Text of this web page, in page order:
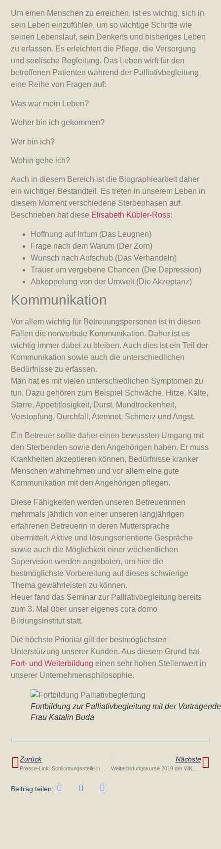
Um einen Menschen zu erreichen, ist es wichtig, sich in
sein Leben einzufühlen, um so wichtige Schritte wie
seinen Lebenslauf, sein Denkens und bisheriges Leben
zu erfassen. Es erleichtert die Pflege, die Versorgung
und seelische Begleitung. Das Leben wirft für den
betroffenen Patienten während der Palliativbegleitung
eine Reihe von Fragen auf:
Was war mein Leben?
Woher bin ich gekommen?
Wer bin ich?
Wohin gehe ich?
Auch in diesem Bereich ist die Biographiearbeit daher
ein wichtiger Bestandteil. Es treten in unserem Leben in
diesem Moment verschiedene Sterbephasen auf.
Beschrieben hat diese Elisabeth Kübler-Ross:
Hoffnung auf Irrtum (Das Leugnen)
Frage nach dem Warum (Der Zorn)
Wunsch nach Aufschub (Das Verhandeln)
Trauer um vergebene Chancen (Die Depression)
Abkoppelung von der Umwelt (Die Akzeptanz)
Kommunikation
Vor allem wichtig für Betreuungspersonen ist in diesen
Fällen die nonverbale Kommunikation. Daher ist es
wichtig immer dabei zu bleiben. Auch dies ist ein Teil der
Kommunikation sowie auch die unterschiedlichen
Bedürfnisse zu erfassen.
Man hat es mit vielen unterschiedlichen Symptomen zu
tun. Dazu gehören zum Beispiel Schwäche, Hitze, Kälte,
Starre, Appetitlosigkeit, Durst, Mundtrockenheit,
Verstopfung, Durchfall, Atemnot, Schmerz und Angst.
Ein Betreuer sollte daher einen bewussten Umgang mit
den Sterbenden sowie den Angehörigen haben. Er muss
Krankheiten akzeptieren können, Bedürfnisse kranker
Menschen wahrnehmen und vor allem eine gute
Kommunikation mit den Angehörigen pflegen.
Diese Fähigkeiten werden unseren Betreuerinnen
mehrmals jährlich von einer unseren langjährigen
erfahrenen Betreuerin in deren Muttersprache
übermittelt. Aktive und lösungsorientierte Gespräche
sowie auch die Möglichkeit einer wöchentlichen
Supervision werden angeboten, um hier die
bestmöglichste Vorbereitung auf dieses schwierige
Thema gewährleisten zu können.
Heuer fand das Seminar zur Palliativbegleitung bereits
zum 3. Mal über unser eigenes cura domo
Bildungsinstitut statt.
Die höchste Priorität gilt der bestmöglichsten
Unterstützung unserer Kunden. Aus diesem Grund hat
Fort- und Weiterbildung einen sehr hohen Stellenwert in
unserer Unternehmensphilosophie.
Fortbildung zur Palliativbegleitung mit der
Frau Katalin Buda
Zurück Nächste
Weiterbildungskurse 2019 der WKO für PersonenbetreuerInnen
Beitrag teilen: